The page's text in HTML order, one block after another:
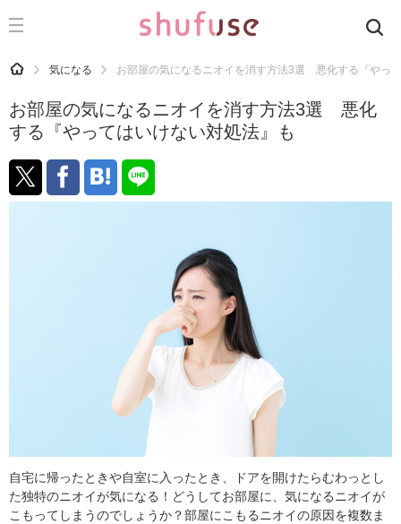
CATEGORY 記事カテゴリ
運気
洗濯
生活の知恵
HOME 気になる お部屋の気になるニオイを消す方法3選 悪化する『やっ
お部屋の気になるニオイを消す方法3選 悪化
する『やってはいけない対処法』も
自宅に帰ったときや自室に入ったとき、ドアを開けたらむわっとし
た独特のニオイが気になる！どうしてお部屋に、気になるニオイが
こもってしまうのでしょうか？部屋にこもるニオイの原因を複数ま